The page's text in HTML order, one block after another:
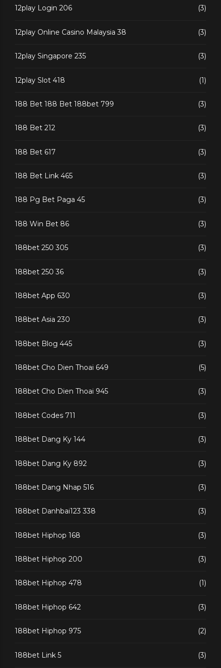
12play Login 206 (3)
12play Online Casino Malaysia 38 (3)
12play Singapore 235 (3)
12play Slot 418 (1)
188 Bet 188 Bet 188bet 799 (3)
188 Bet 212 (3)
188 Bet 617 (3)
188 Bet Link 465 (3)
188 Pg Bet Paga 45 (3)
188 Win Bet 86 (3)
188bet 250 305 (3)
188bet 250 36 (3)
188bet App 630 (3)
188bet Asia 230 (3)
188bet Blog 445 (3)
188bet Cho Dien Thoai 649 (5)
188bet Cho Dien Thoai 945 (3)
188bet Codes 711 (3)
188bet Dang Ky 144 (3)
188bet Dang Ky 892 (3)
188bet Dang Nhap 516 (3)
188bet Danhbai123 338 (3)
188bet Hiphop 168 (3)
188bet Hiphop 200 (3)
188bet Hiphop 478 (1)
188bet Hiphop 642 (3)
188bet Hiphop 975 (2)
188bet Link 5 (3)